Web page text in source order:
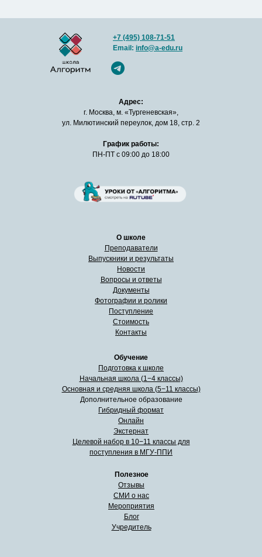
Адрес:
г. Москва, м. «Тургеневская»,
ул. Милютинский переулок, дом 18, стр. 2
График работы:
ПН-ПТ с 09:00 до 18:00
Обучение
Подготовка к школе
Начальная школа (1−4 классы)
Основная и средняя школа (5−11 классы)
Дополнительное образование
Гибридный формат
Онлайн
Экстернат
Целевой набор в 10−11 классы для
поступления в МГУ-ППИ
+7 (495) 108-71-51
Email: info@a-edu.ru
О школе
Преподаватели
Выпускники и результаты
Новости
Вопросы и ответы
Документы
Фотографии и ролики
Поступление
Стоимость
Контакты
Полезное
Отзывы
СМИ о нас
Мероприятия
Блог
Учредитель